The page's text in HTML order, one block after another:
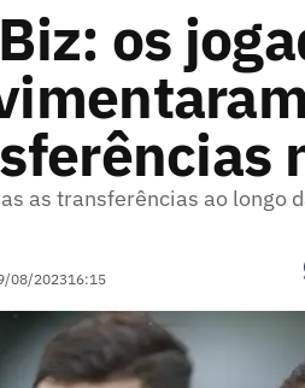
os
as transferências ao longo
08/202316:15